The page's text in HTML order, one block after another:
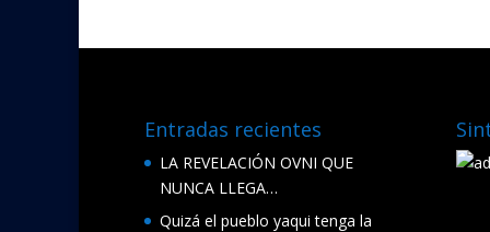
Entradas recientes
LA REVELACIÓN OVNI QUE
NUNCA LLEGA…
Quizá el pueblo yaqui tenga la